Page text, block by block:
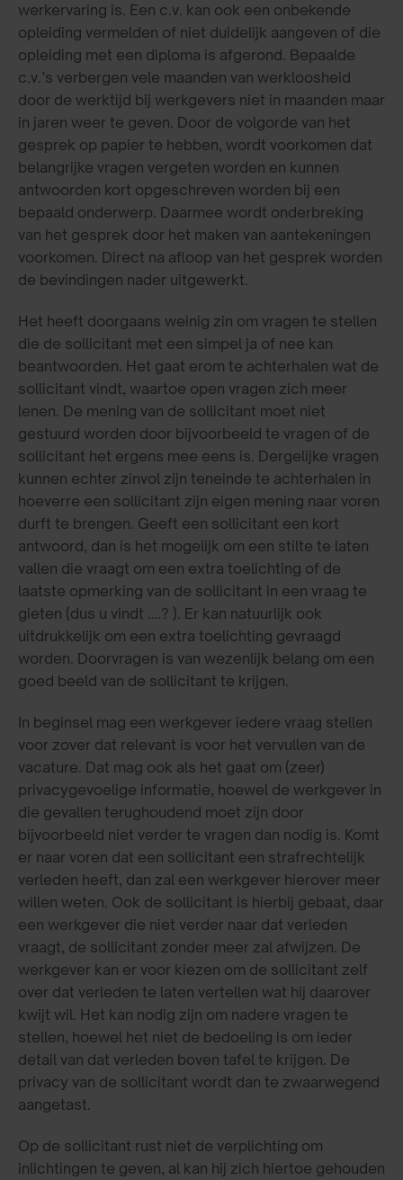
werkervaring is. Een c.v. kan ook een onbekende
opleiding vermelden of niet duidelijk aangeven of die
opleiding met een diploma is afgerond. Bepaalde
c.v.’s verbergen vele maanden van werkloosheid
door de werktijd bij werkgevers niet in maanden maar
in jaren weer te geven. Door de volgorde van het
gesprek op papier te hebben, wordt voorkomen dat
belangrijke vragen vergeten worden en kunnen
antwoorden kort opgeschreven worden bij een
bepaald onderwerp. Daarmee wordt onderbreking
van het gesprek door het maken van aantekeningen
voorkomen. Direct na afloop van het gesprek worden
de bevindingen nader uitgewerkt.
Het heeft doorgaans weinig zin om vragen te stellen
die de sollicitant met een simpel ja of nee kan
beantwoorden. Het gaat erom te achterhalen wat de
sollicitant vindt, waartoe open vragen zich meer
lenen. De mening van de sollicitant moet niet
gestuurd worden door bijvoorbeeld te vragen of de
sollicitant het ergens mee eens is. Dergelijke vragen
kunnen echter zinvol zijn teneinde te achterhalen in
hoeverre een sollicitant zijn eigen mening naar voren
durft te brengen. Geeft een sollicitant een kort
antwoord, dan is het mogelijk om een stilte te laten
vallen die vraagt om een extra toelichting of de
laatste opmerking van de sollicitant in een vraag te
gieten (dus u vindt ….? ). Er kan natuurlijk ook
uitdrukkelijk om een extra toelichting gevraagd
worden. Doorvragen is van wezenlijk belang om een
goed beeld van de sollicitant te krijgen.
In beginsel mag een werkgever iedere vraag stellen
voor zover dat relevant is voor het vervullen van de
vacature. Dat mag ook als het gaat om (zeer)
privacygevoelige informatie, hoewel de werkgever in
die gevallen terughoudend moet zijn door
bijvoorbeeld niet verder te vragen dan nodig is. Komt
er naar voren dat een sollicitant een strafrechtelijk
verleden heeft, dan zal een werkgever hierover meer
willen weten. Ook de sollicitant is hierbij gebaat, daar
een werkgever die niet verder naar dat verleden
vraagt, de sollicitant zonder meer zal afwijzen. De
werkgever kan er voor kiezen om de sollicitant zelf
over dat verleden te laten vertellen wat hij daarover
kwijt wil. Het kan nodig zijn om nadere vragen te
stellen, hoewel het niet de bedoeling is om ieder
detail van dat verleden boven tafel te krijgen. De
privacy van de sollicitant wordt dan te zwaarwegend
aangetast.
Op de sollicitant rust niet de verplichting om
inlichtingen te geven, al kan hij zich hiertoe gehouden